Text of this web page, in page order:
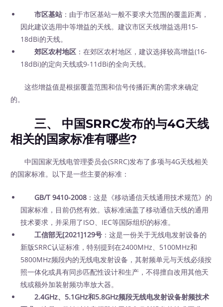
市区基站 ：由于市区基站一般不要求大范围的覆盖距离，
因此建议选用中等增益的天线。建议市区天线增益选用15-
18dBi的天线。
郊区农村地区 ：在郊区农村地区，建议选择较高增益(16-
18dBi)的定向天线或9-11dBi的全向天线。
这些增益值是根据覆盖范围和信号传播距离的需求来确定
的。
三、 中国SRRC发布的与4G天线
相关的国家标准有哪些?
中国国家无线电管理委员会(SRRC)发布了多项与4G天线相关
的国家标准。以下是一些主要的标准：
GB/T 9410-2008 ：这是《移动通信天线通用技术规范》的
国家标准，目前仍然有效。该标准涵盖了移动通信天线的通用
技术要求，并采用了ISO、IEC等国际组织的标准。
工信部无[2021]129号 ：这是一份关于无线电发射设备的
新版SRRC认证标准，特别提到在2400MHz、5100MHz和
5800MHz频段内的无线电发射设备，其射频单元与天线必须按
照一体化或具有同步匹配性设计和生产，不得擅自改用其他天
线或额外加装射频功率放大器。
2.4GHz、5.1GHz和5.8GHz频段无线电发射设备射频技术